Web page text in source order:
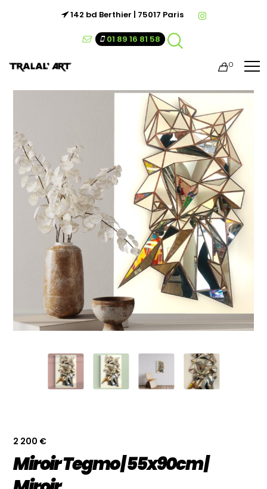
142 bd Berthier | 75017 Paris
01 89 16 81 58
0
2 200 €
Miroir Tegmo | 55x90cm |